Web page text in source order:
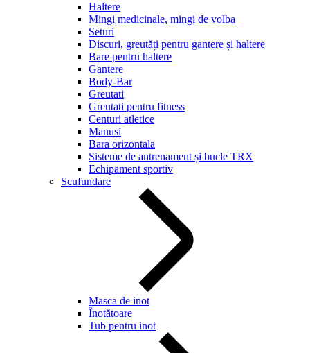
Haltere
Mingi medicinale, mingi de volba
Seturi
Discuri, greutăți pentru gantere și haltere
Bare pentru haltere
Gantere
Body-Bar
Greutati
Greutati pentru fitness
Centuri atletice
Manusi
Bara orizontala
Sisteme de antrenament și bucle TRX
Echipament sportiv
Scufundare
Masca de inot
Înotătoare
Tub pentru inot